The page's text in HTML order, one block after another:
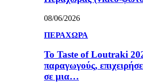
08/06/2026
ΠΕΡΑΧΩΡΑ
Το Taste of Loutraki
παραγωγούς,
σε μια…